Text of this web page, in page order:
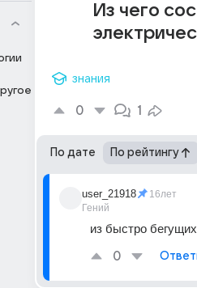
Из чего
знания
0 1
По дате По рейтингу
user_21918
Гений
16лет
из быстро
0